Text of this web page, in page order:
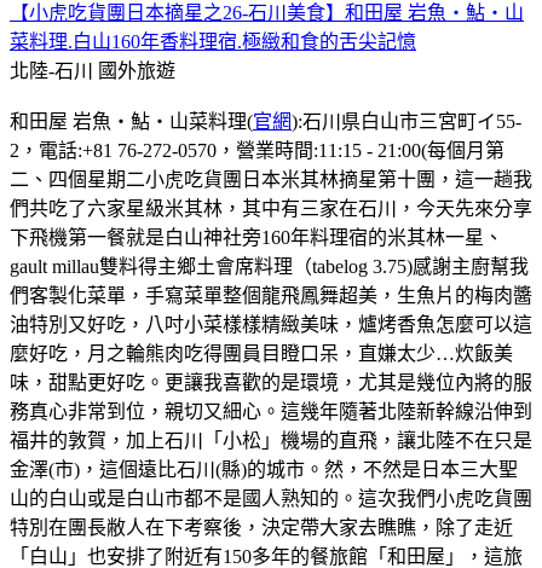
【小虎吃貨團日本摘星之26-石川美食】和田屋 岩魚・鮎・山
菜料理.白山160年香料理宿.極緻和食的舌尖記憶
北陸-石川
國外旅遊
和田屋 岩魚・鮎・山菜料理(官網):石川県白山市三宮町イ55-
2，電話:+81 76-272-0570，營業時間:11:15 - 21:00(每個月第
二、四個星期二小虎吃貨團日本米其林摘星第十團，這一趟我
們共吃了六家星級米其林，其中有三家在石川，今天先來分享
下飛機第一餐就是白山神社旁160年料理宿的米其林一星、
gault millau雙料得主鄉土會席料理（tabelog 3.75)感謝主廚幫我
們客製化菜單，手寫菜單整個龍飛鳳舞超美，生魚片的梅肉醬
油特別又好吃，八吋小菜樣樣精緻美味，爐烤香魚怎麼可以這
麼好吃，月之輪熊肉吃得團員目瞪口呆，直嫌太少…炊飯美
味，甜點更好吃。更讓我喜歡的是環境，尤其是幾位內將的服
務真心非常到位，親切又細心。這幾年隨著北陸新幹線沿伸到
福井的敦賀，加上石川「小松」機場的直飛，讓北陸不在只是
金澤(市)，這個遠比石川(縣)的城市。然，不然是日本三大聖
山的白山或是白山市都不是國人熟知的。這次我們小虎吃貨團
特別在團長敝人在下考察後，決定帶大家去瞧瞧，除了走近
「白山」也安排了附近有150多年的餐旅館「和田屋」，這旅